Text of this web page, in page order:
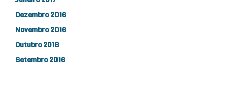
Dezembro 2016
Novembro 2016
Outubro 2016
Setembro 2016